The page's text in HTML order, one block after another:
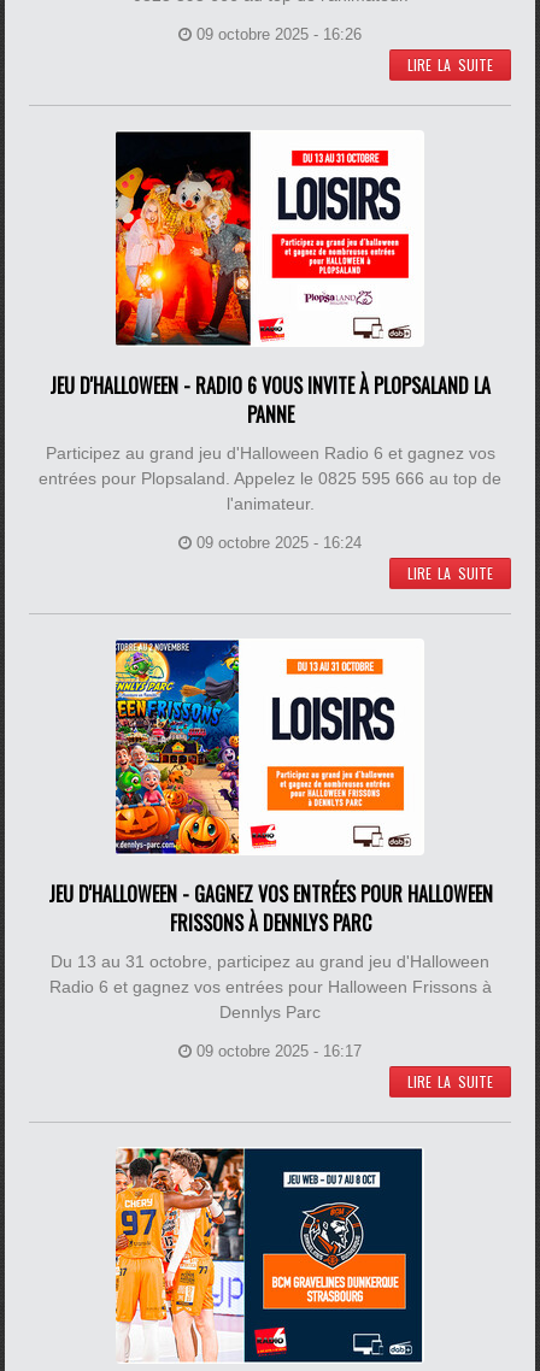
09 octobre 2025 - 16:26
LIRE LA SUITE
JEU D'HALLOWEEN - RADIO 6 VOUS INVITE À PLOPSALAND LA
PANNE
Participez au grand jeu d'Halloween Radio 6 et gagnez vos
entrées pour Plopsaland. Appelez le 0825 595 666 au top de
l'animateur.
09 octobre 2025 - 16:24
LIRE LA SUITE
JEU D'HALLOWEEN - GAGNEZ VOS ENTRÉES POUR HALLOWEEN
FRISSONS À DENNLYS PARC
Du 13 au 31 octobre, participez au grand jeu d'Halloween
Radio 6 et gagnez vos entrées pour Halloween Frissons à
Dennlys Parc
09 octobre 2025 - 16:17
LIRE LA SUITE